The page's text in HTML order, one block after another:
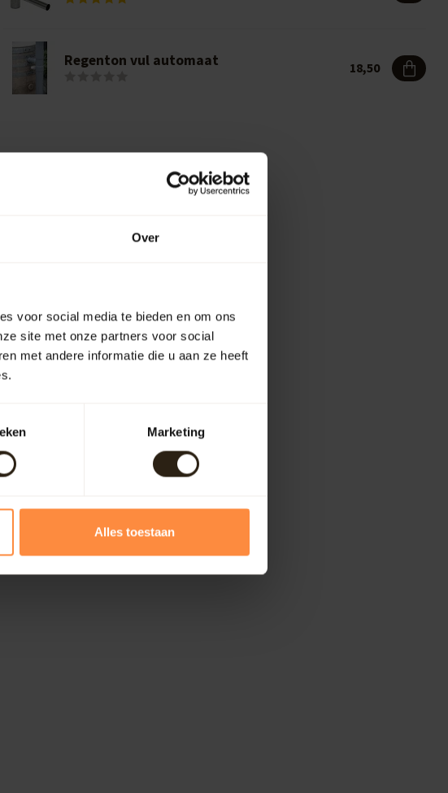
Over
voor social media te bieden en om ons
site met onze partners voor social
met andere informatie die u aan ze heeft
Marketing
Alles toestaan
Regenton vul automaat 18,50